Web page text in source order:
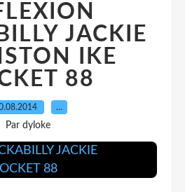
JACKIE
IKE
88
…
Par dyloke